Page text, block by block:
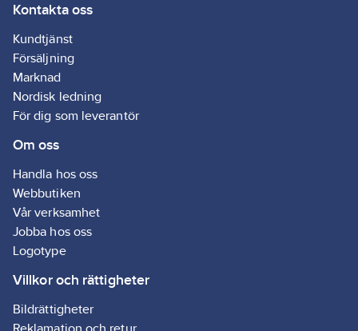
Kontakta oss
Kundtjänst
Försäljning
Marknad
Nordisk ledning
För dig som leverantör
Om oss
Handla hos oss
Webbutiken
Vår verksamhet
Jobba hos oss
Logotype
Villkor och rättigheter
Bildrättigheter